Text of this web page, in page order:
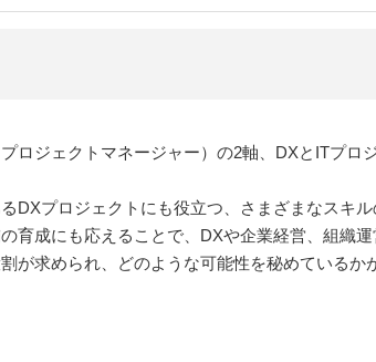
ロジェクトマネージャー）の2軸、DXとITプロ
DXプロジェクトにも役立つ、さまざまなスキル
育成にも応えることで、DXや企業経営、組織
が求められ、どのような可能性を秘めているか